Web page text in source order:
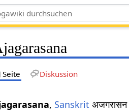
Seite Diskussion
, Sanskrit